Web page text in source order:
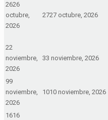
2626
octubre,
2026
2727 octubre, 2026
22
noviembre,
2026
33 noviembre, 2026
99
noviembre,
2026
1010 noviembre, 2026
1616